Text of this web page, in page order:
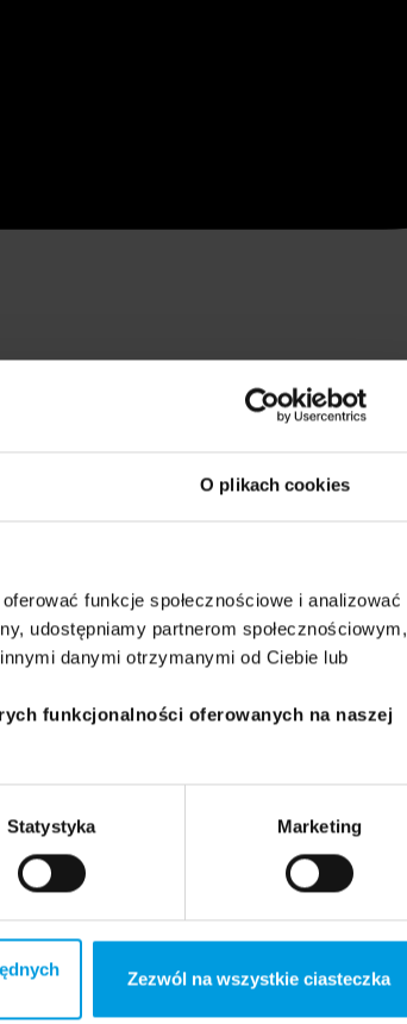
O plikach cookies
funkcje społecznościowe i analizować
udostępniamy partnerom społecznościowym,
danymi otrzymanymi od Ciebie lub
funkcjonalności oferowanych na naszej
Statystyka Marketing
Zezwól na wszystkie ciasteczka